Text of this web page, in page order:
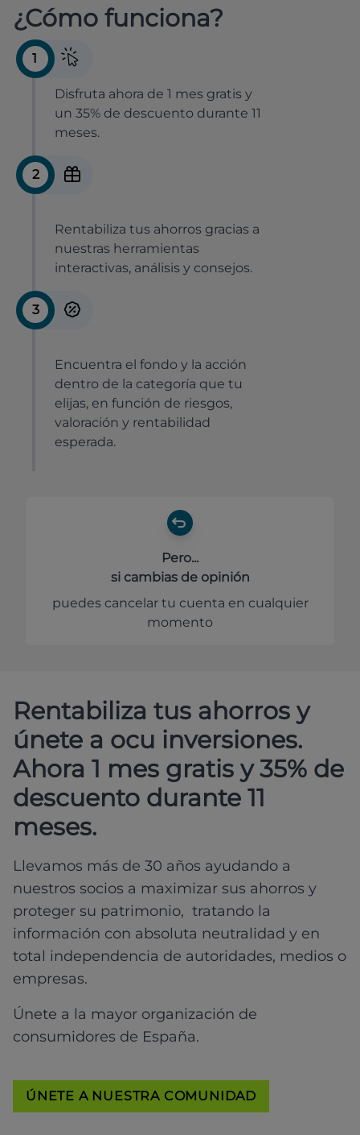
¿Cómo funciona?
1
Disfruta ahora de 1 mes gratis y
un 35% de descuento durante 11
meses.
2
Rentabiliza tus ahorros gracias a
nuestras herramientas
interactivas, análisis y consejos.
3
Encuentra el fondo y la acción
dentro de la categoría que tu
elijas, en función de riesgos,
valoración y rentabilidad
esperada.
Pero...
si cambias de opinión
puedes cancelar tu cuenta en cualquier
momento
Rentabiliza tus ahorros y
únete a ocu inversiones.
Ahora 1 mes gratis y 35% de
descuento durante 11
meses.
Llevamos más de 30 años ayudando a
nuestros socios a maximizar sus ahorros y
proteger su patrimonio, tratando la
información con absoluta neutralidad y en
total independencia de autoridades, medios o
empresas.
Únete a la mayor organización de
consumidores de España.
ÚNETE A NUESTRA COMUNIDAD